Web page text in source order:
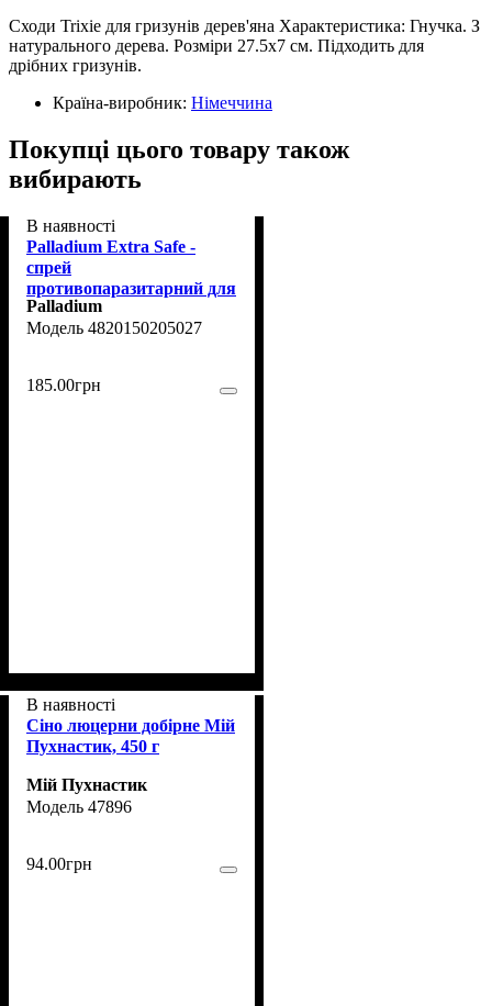
Сходи Trixie для гризунів дерев'яна Характеристика: Гнучка. З
натурального дерева. Розміри 27.5х7 см. Підходить для
дрібних гризунів.
Країна-виробник: Німеччина
Покупці цього товару також
вибирають
В наявності
Palladium Extra Safe -
спрей
противопаразитарний для
собак, кішок та гризунів
250 мл
Palladium
4820150205027
185.00грн
В наявності
Сіно люцерни добірне Мій
Пухнастик, 450 г
Мій Пухнастик
47896
94.00грн